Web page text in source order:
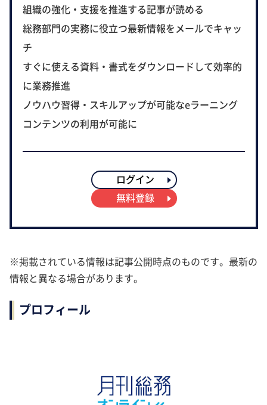
組織の強化・支援を推進する記事が読める
総務部門の実務に役立つ最新情報をメールでキャッ
チ
すぐに使える資料・書式をダウンロードして効率的
に業務推進
ノウハウ習得・スキルアップが可能なeラーニング
コンテンツの利用が可能に
ログイン
無料登録
※掲載されている情報は記事公開時点のものです。最新の
情報と異なる場合があります。
プロフィール